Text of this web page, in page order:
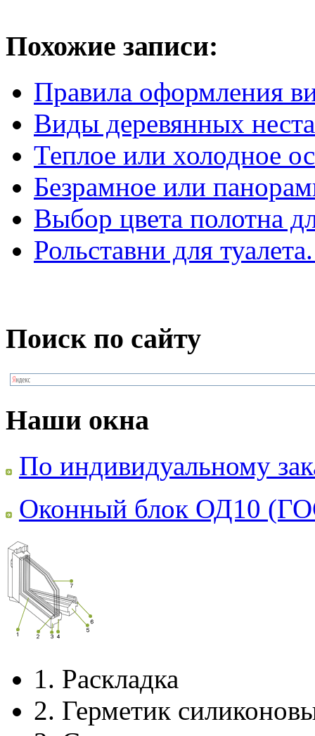
Похожие записи:
Правила оформления
Виды деревянных
Теплое или холодное
Безрамное или
Выбор цвета полотна
Рольставни для
Поиск по сайту
Наши окна
По индивидуальному
Оконный блок ОД10
1. Раскладка
2. Герметик